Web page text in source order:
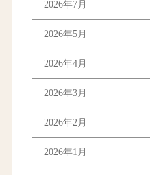
2026年7月
2026年5月
2026年4月
2026年3月
2026年2月
2026年1月